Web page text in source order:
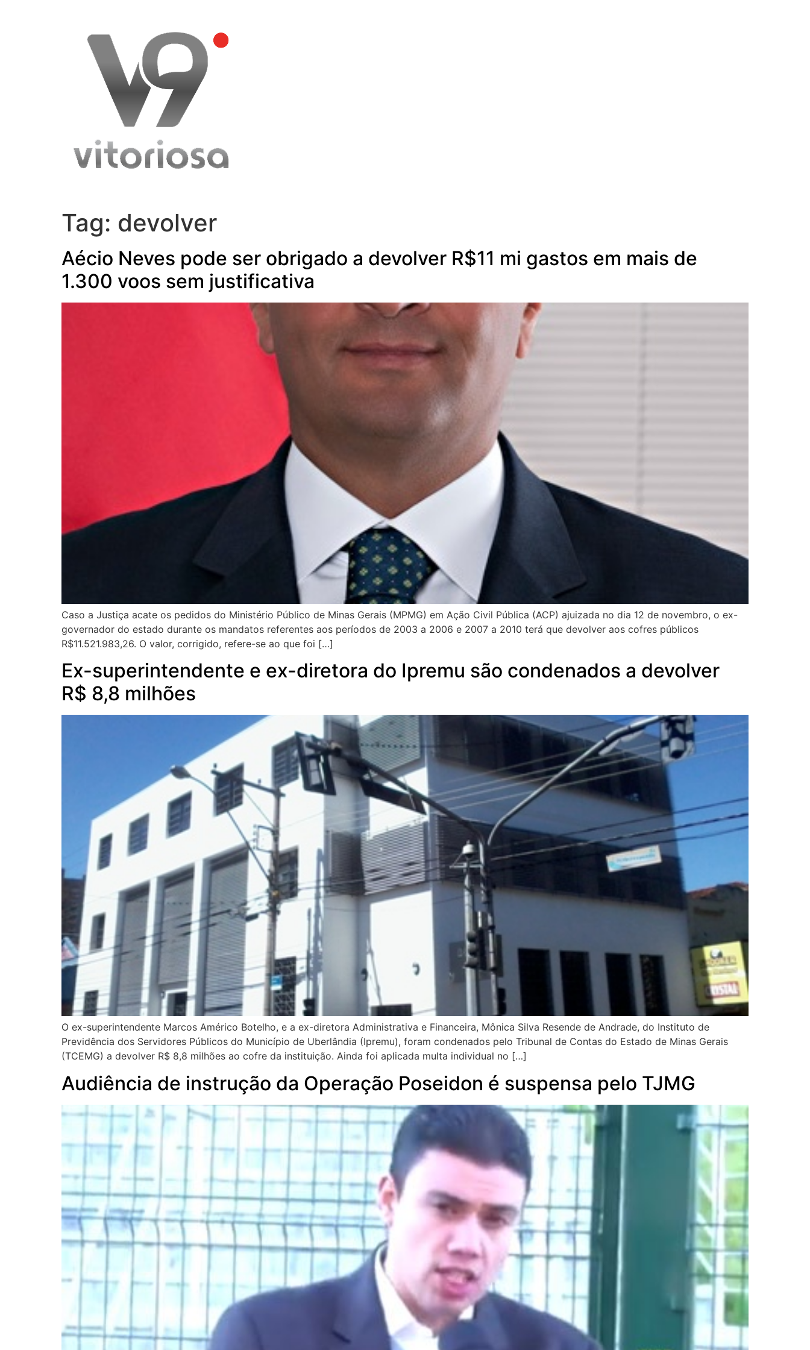
Tag: devolver
Aécio Neves pode ser obrigado a devolver R$11 mi gastos em mais de
1.300 voos sem justificativa
Caso a Justiça acate os pedidos do Ministério Público de Minas Gerais (MPMG) em Ação Civil Pública (ACP) ajuizada no dia 12 de novembro, o ex-
governador do estado durante os mandatos referentes aos períodos de 2003 a 2006 e 2007 a 2010 terá que devolver aos cofres públicos
R$11.521.983,26. O valor, corrigido, refere-se ao que foi […]
Ex-superintendente e ex-diretora do Ipremu são condenados a devolver
R$ 8,8 milhões
O ex-superintendente Marcos Américo Botelho, e a ex-diretora Administrativa e Financeira, Mônica Silva Resende de Andrade, do Instituto de
Previdência dos Servidores Públicos do Município de Uberlândia (Ipremu), foram condenados pelo Tribunal de Contas do Estado de Minas Gerais
(TCEMG) a devolver R$ 8,8 milhões ao cofre da instituição. Ainda foi aplicada multa individual no […]
Audiência de instrução da Operação Poseidon é suspensa pelo TJMG